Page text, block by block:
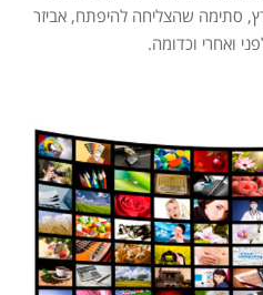
סתימה שהצליחה להיפתח, אביזר
ואחרי וכדומה.